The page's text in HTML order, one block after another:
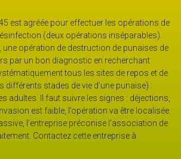
de
de
et de
:
de
d’éradication
Ce qui la caractérise la punaise de lit,
C’est pour cela qu’elle a une vie
des insectes appelés piqueur-suceur.
de percer la peau des humains et
aspirer le sang. Elle est difficile à
des matelas, les plis… C’est pour cela
portes et fenêtres lorsque les
appliquent les insecticides pour donner
partout. Contactez l’entreprise pour des